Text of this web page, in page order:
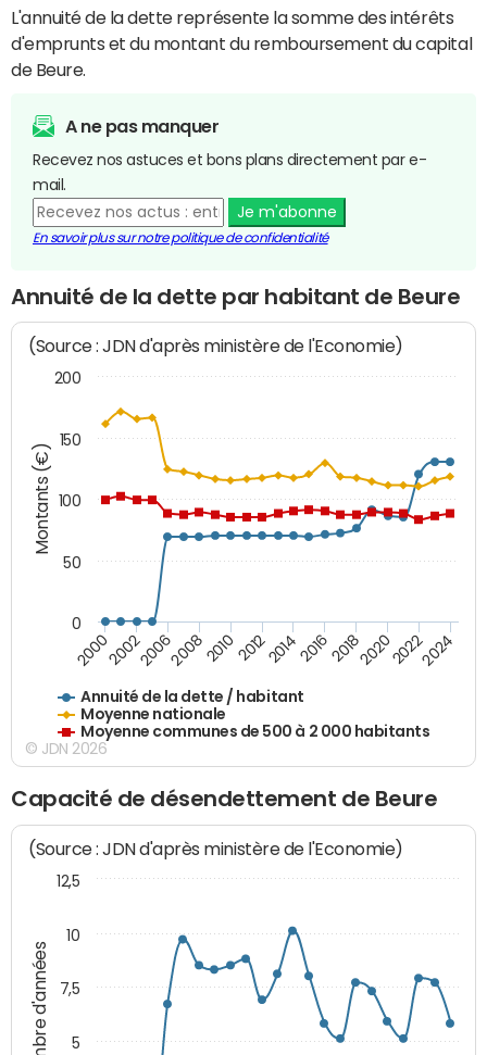
L'annuité de la dette représente la somme des intérêts
d'emprunts et du montant du remboursement du capital
de Beure.
A ne pas manquer
Recevez nos astuces et bons plans directement par e-
mail.
Je m'abonne
En savoir plus sur notre politique de confidentialité
Annuité de la dette par habitant de Beure
Montants (€)
(Source : JDN d'après ministère de l'Economie)
Annuité de la dette / habitant
Moyenne nationale
Moyenne communes de 500 à 2 000 habitants
200020022006200820102012201420162018202020222024
0
50
100
150
200
© JDN 2026
Capacité de désendettement de Beure
Nombre d'années
(Source : JDN d'après ministère de l'Economie)
5
7,5
10
12,5